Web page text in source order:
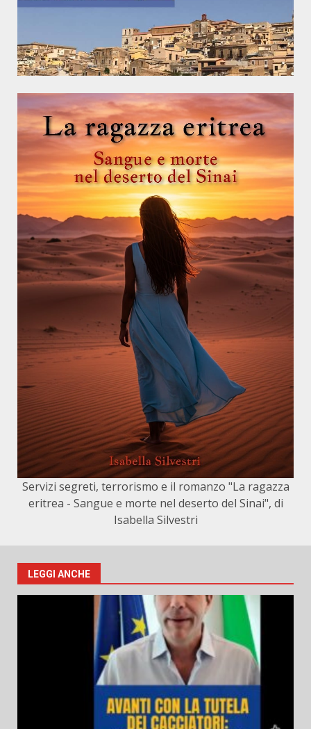
Servizi segreti, terrorismo e il romanzo "La ragazza
eritrea - Sangue e morte nel deserto del Sinai", di
Isabella Silvestri
LEGGI ANCHE